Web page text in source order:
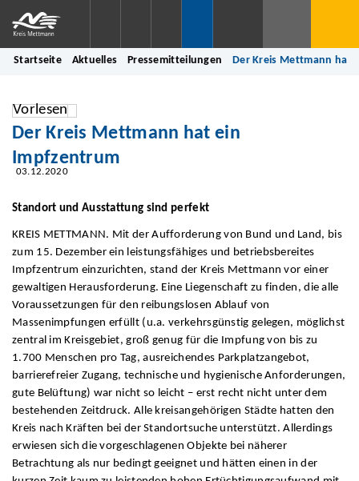
Startseite Aktuelles Pressemitteilungen Der Kreis Mettmann hat
Vorlesen
Der Kreis Mettmann hat ein
Impfzentrum
03.12.2020
Standort und Ausstattung sind perfekt
KREIS METTMANN. Mit der Aufforderung von Bund und Land, bis
zum 15. Dezember ein leistungsfähiges und betriebsbereites
Impfzentrum einzurichten, stand der Kreis Mettmann vor einer
gewaltigen Herausforderung. Eine Liegenschaft zu finden, die alle
Voraussetzungen für den reibungslosen Ablauf von
Massenimpfungen erfüllt (u.a. verkehrsgünstig gelegen, möglichst
zentral im Kreisgebiet, groß genug für die Impfung von bis zu
1.700 Menschen pro Tag, ausreichendes Parkplatzangebot,
barrierefreier Zugang, technische und hygienische Anforderungen,
gute Belüftung) war nicht so leicht – erst recht nicht unter dem
bestehenden Zeitdruck. Alle kreisangehörigen Städte hatten den
Kreis nach Kräften bei der Standortsuche unterstützt. Allerdings
erwiesen sich die vorgeschlagenen Objekte bei näherer
Betrachtung als nur bedingt geeignet und hätten einen in der